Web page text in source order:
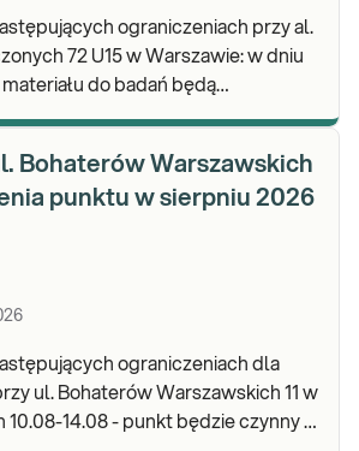
ograniczeniach przy al.
72 U15 w Warszawie: w dniu
do badań będą
Bohaterów Warszawskich
punktu w sierpniu 2026
ograniczeniach dla
ul. Bohaterów Warszawskich 11 w